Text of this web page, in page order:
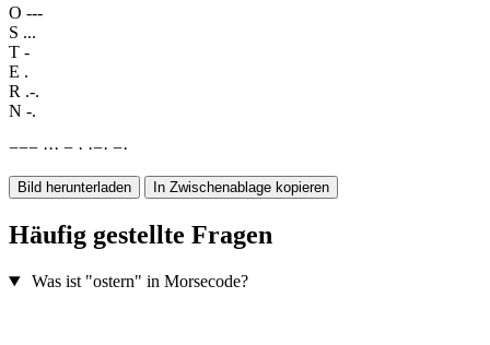
O ---
S ...
T -
E .
R .-.
N -.
−−− ··· − · ·−· −·
Bild herunterladen In Zwischenablage kopieren
Häufig gestellte Fragen
Was ist "ostern" in Morsecode?